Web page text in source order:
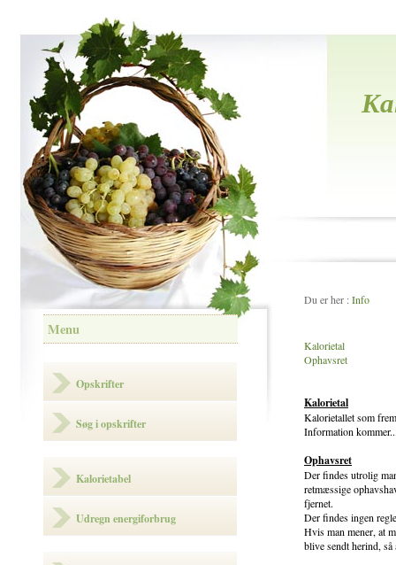
Menu
Opskrifter
Søg i opskrifter
Kalorietabel
Udregn energiforbrug
Du er her :Info
Kalorietal
Ophavsret
Kalorietal
Kalorietallet som
Information
Ophavsret
Der findes utrolig
retmæssige
fjernet.
Der findes ingen
Hvis man mener, at
blive sendt herind,